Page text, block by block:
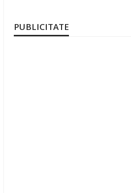
PUBLICITATE